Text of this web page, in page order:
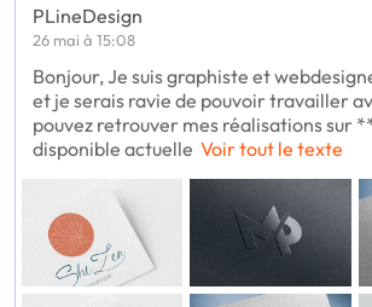
PLineDesign
26 mai à 15:08
Bonjour, Je suis graphiste et
et je serais ravie de pouvoir travailler
pouvez retrouver mes réalisations sur
disponible actuelle Voir tout le texte